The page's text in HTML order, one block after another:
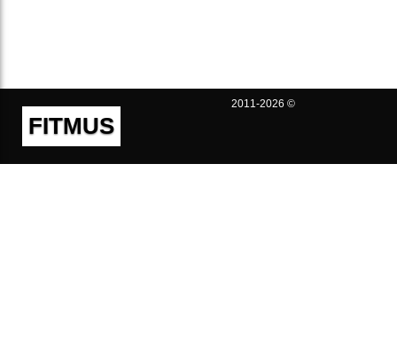
FITMUS
2011-2026 ©